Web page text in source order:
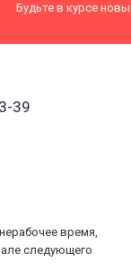
Будьте в курсе
39
время,
следующего